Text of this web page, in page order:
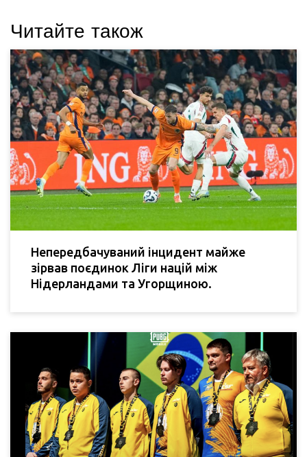
Читайте також
Непередбачуваний інцидент майже
зірвав поєдинок Ліги націй між
Нідерландами та Угорщиною.